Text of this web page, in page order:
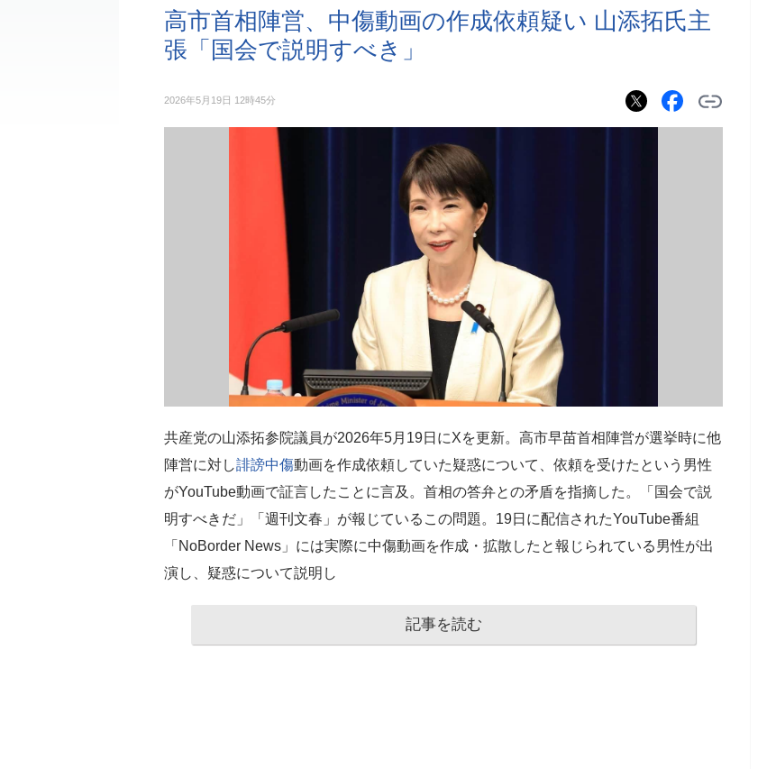
高市首相陣営、中傷動画の作成依頼疑い 山添拓氏主
張「国会で説明すべき」
2026年5月19日 12時45分
共産党の山添拓参院議員が2026年5月19日にXを更新。高市早苗首相陣営が選挙時に他
陣営に対し誹謗中傷動画を作成依頼していた疑惑について、依頼を受けたという男性
がYouTube動画で証言したことに言及。首相の答弁との矛盾を指摘した。「国会で説
明すべきだ」「週刊文春」が報じているこの問題。19日に配信されたYouTube番組
「NoBorder News」には実際に中傷動画を作成・拡散したと報じられている男性が出
演し、疑惑について説明し
記事を読む